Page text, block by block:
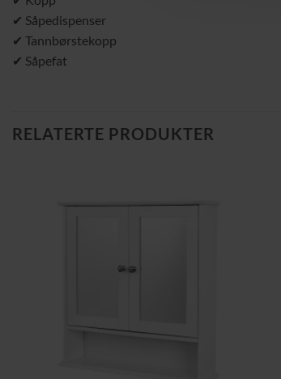
✔ Såpedispenser
✔ Tannbørstekopp
✔ Såpefat
RELATERTE PRODUKTER